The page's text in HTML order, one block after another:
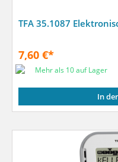
TFA 35.1087
7,60 €*
Mehr als 10 auf Lager
In